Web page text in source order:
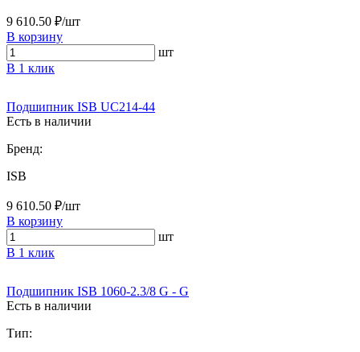
9 610.50 ₽/шт
В корзину
шт
В 1 клик
Подшипник ISB UC214-44
Есть в наличии
Бренд:
ISB
9 610.50 ₽/шт
В корзину
шт
В 1 клик
Подшипник ISB 1060-2.3/8 G - G
Есть в наличии
Тип: